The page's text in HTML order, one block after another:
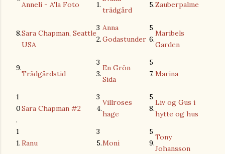
Anneli - A'la Foto 1.
trädgård
5.Zauberpalme
8.Sara Chapman, Seattle
USA
3
2.
Anna
Godastunder
5
6.
Maribels
Garden
9.
Trädgårdstid
3
3.
En Grön
Sida
5
7. Marina
1
0
.
Sara Chapman #2
3
4.
Villroses
hage
5
8.
Liv og Gus i
hytte og hus
1
1.Ranu
3
5.Moni
5
9.
Tony
Johansson